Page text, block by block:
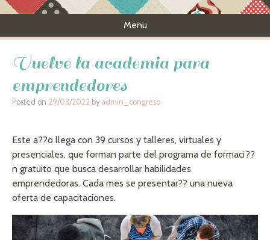
Menu
Vuelve la academia para
emprendedores
Posted on 29/03/2022 by admin_congreso
Este a??o llega con 39 cursos y talleres, virtuales y
presenciales, que forman parte del programa de formaci??
n gratuito que busca desarrollar habilidades
emprendedoras. Cada mes se presentar?? una nueva
oferta de capacitaciones.